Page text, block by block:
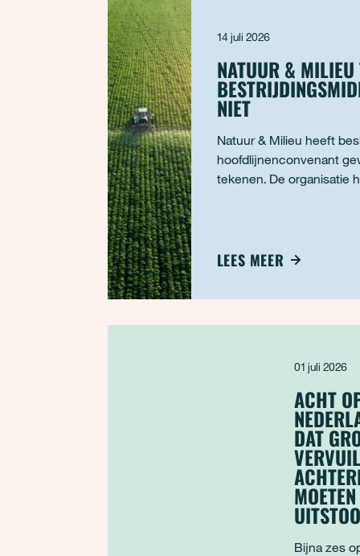
14 juli 2026
NATUUR & MILIEU
NIET
Natuur & Milieu heeft
hoofdlijnenconvenant
tekenen. De organisatie
van bestrijdingsmiddelen
LEES MEER
01 juli 2026
ACHT
DAT
Bijna zes